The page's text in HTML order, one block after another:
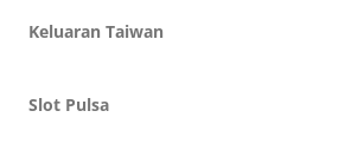
Keluaran Taiwan
Slot Pulsa